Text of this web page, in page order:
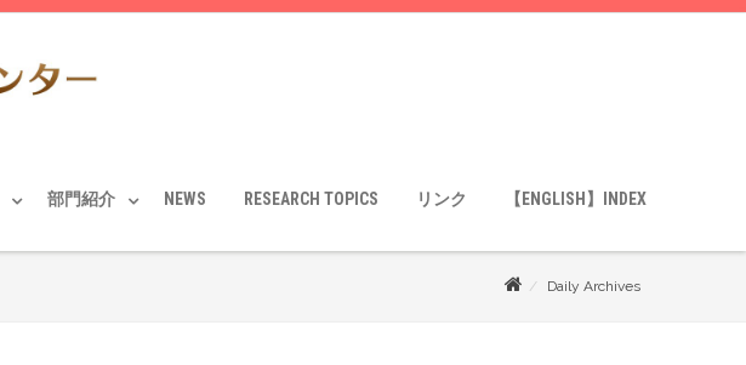
部門紹介 NEWS RESEARCH TOPICS リンク 【ENGLISH】INDEX
Daily Archives